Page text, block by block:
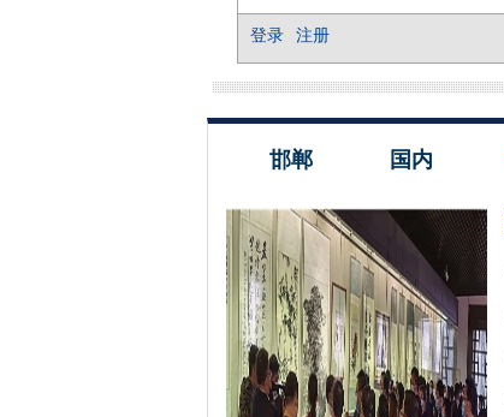
邯郸 国内